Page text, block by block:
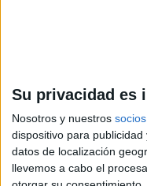
Su privacidad es
Nosotros y nuestros socios
dispositivo para
datos de localización
llevemos a cabo el